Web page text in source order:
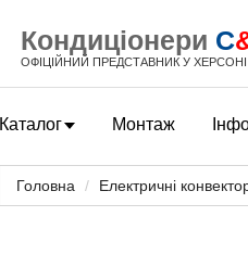
Кондиціонери C
ОФІЦІЙНИЙ ПРЕДСТАВНИК У ХЕРСОНІ
Каталог Монтаж
Головна Електричні